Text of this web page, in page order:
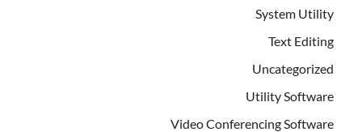
System Utility
Text Editing
Uncategorized
Utility Software
Video Conferencing Software